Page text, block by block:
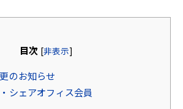
目次 [非表示]
のお知らせ
シェアオフィス会員